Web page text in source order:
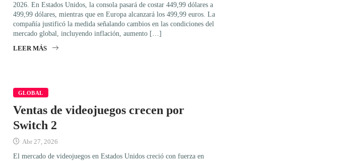
2026. En Estados Unidos, la consola pasará de costar 449,99 dólares a
499,99 dólares, mientras que en Europa alcanzará los 499,99 euros. La
compañía justificó la medida señalando cambios en las condiciones del
mercado global, incluyendo inflación, aumento […]
LEER MÁS
GLOBAL
Ventas de videojuegos crecen por
Switch 2
Abr 27, 2026
El mercado de videojuegos en Estados Unidos creció con fuerza en